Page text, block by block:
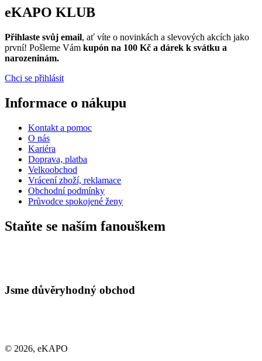
eKAPO KLUB
Přihlaste svůj email, ať víte o novinkách a slevových akcích jako
první! Pošleme Vám kupón na 100 Kč a dárek k svátku a
narozeninám.
Chci se přihlásit
Informace o nákupu
Kontakt a pomoc
O nás
Kariéra
Doprava, platba
Velkoobchod
Vrácení zboží, reklamace
Obchodní podmínky
Průvodce spokojené ženy
Staňte se naším fanouškem
Jsme důvěryhodný obchod
© 2026, eKAPO